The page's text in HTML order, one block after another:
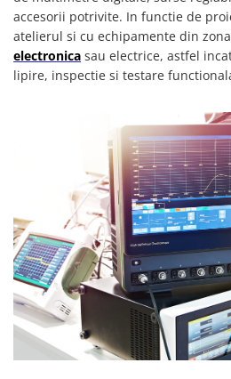
accesorii potrivite. In functie de
atelierul si cu echipamente din
electronica sau electrice, astfel
lipire, inspectie si testare